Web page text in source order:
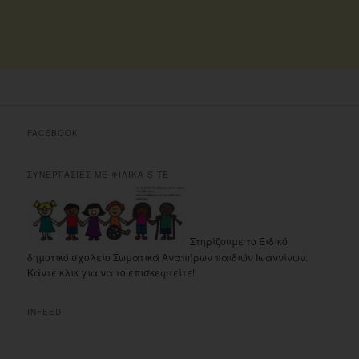
FACEBOOK
ΣΥΝΕΡΓΑΣΙΕΣ ΜΕ ΦΙΛΙΚΑ SITE
Στηρίζουμε το Ειδικό
δημοτικό σχολείο Σωματικά Αναπήρων παιδιών Ιωαννίνων.
Κάντε κλικ για να το επισκεφτείτε!
INFEED